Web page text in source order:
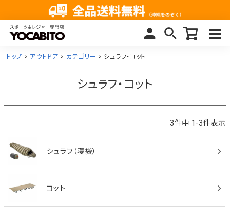
トップ アウトドア カテゴリー シュラフ・コット
シュラフ・コット
3件中 1 -3件表示
シュラフ（寝袋）
コット